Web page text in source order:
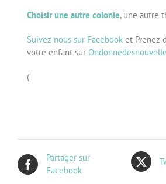
Choisir une autre colonie, une autre
Suivez-nous sur Facebooket Prenez
votre enfant sur
(
Partager sur
Facebook